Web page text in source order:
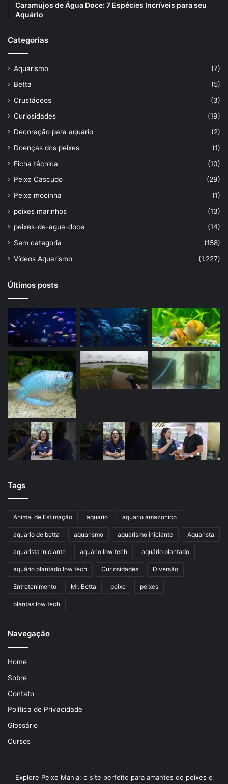
Caramujos de Água Doce: 7 Espécies Incríveis para seu
Aquário
Categorias
Aquarismo
(7)
Betta
(5)
Crustáceos
(3)
Curiosidades
(19)
Decoração para aquário
(2)
Doenças dos peixes
(1)
Ficha técnica
(10)
Peixe Cascudo
(29)
Peixe mocinha
(1)
peixes marinhos
(13)
peixes-de-agua-doce
(14)
Sem categoria
(158)
Vídeos Aquarismo
(1.227)
Últimos posts
Tags
Animal de Estimação aquario aquario amazonico
aquario de betta aquarismo aquarismo iniciante Aquarista
aquarista iniciante aquário low tech aquário plantado
aquário plantado low tech Curiosidades Diversão
Entretenimento Mr. Betta peixe peixes
plantas low tech
Navegação
Home
Sobre
Contato
Política de Privacidade
Glossário
Cursos
Explore Peixe Mania: o site perfeito para amantes de peixes e